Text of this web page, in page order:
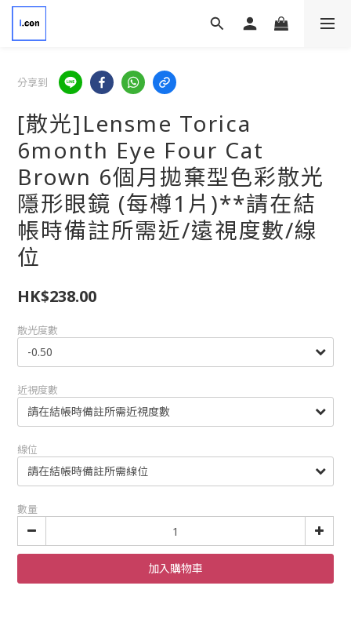
分享到
[散光]Lensme Torica
6month Eye Four Cat
Brown 6個月拋棄型色彩散光
隱形眼鏡 (每樽1片)**請在結
帳時備註所需近/遠視度數/線
位
HK$238.00
散光度數
近視度數
線位
數量
加入購物車